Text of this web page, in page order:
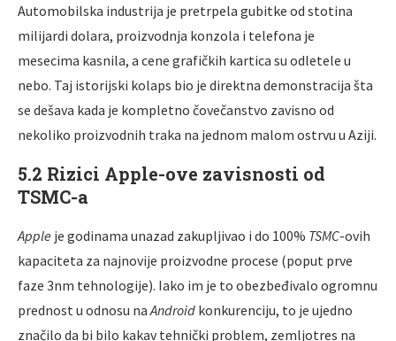
Automobilska industrija je pretrpela gubitke od stotina
milijardi dolara, proizvodnja konzola i telefona je
mesecima kasnila, a cene grafičkih kartica su odletele u
nebo. Taj istorijski kolaps bio je direktna demonstracija šta
se dešava kada je kompletno čovečanstvo zavisno od
nekoliko proizvodnih traka na jednom malom ostrvu u Aziji.
5.2 Rizici Apple-ove zavisnosti od
TSMC-a
Apple je godinama unazad zakupljivao i do 100% TSMC-ovih
kapaciteta za najnovije proizvodne procese (poput prve
faze 3nm tehnologije). Iako im je to obezbeđivalo ogromnu
prednost u odnosu na Android konkurenciju, to je ujedno
značilo da bi bilo kakav tehnički problem, zemljotres na